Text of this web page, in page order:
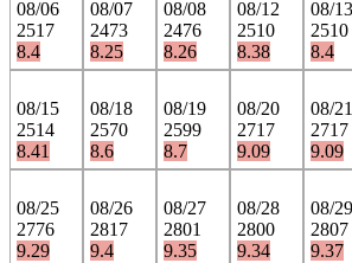
08/06
2517
8.4
08/07
2473
8.25
08/08
2476
8.26
08/12
2510
8.38
08/13
2510
8.4
08/15
2514
8.41
08/18
2570
8.6
08/19
2599
8.7
08/20
2717
9.09
08/21
2717
9.09
08/25
2776
9.29
08/26
2817
9.4
08/27
2801
9.35
08/28
2800
9.34
08/29
2807
9.37